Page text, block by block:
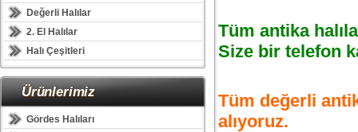
Değerli Halılar
2. El Halılar
Halı Çeşitleri
Ürünlerimiz
Gördes Halıları
Tüm antika
Size bir telefon
Tüm değerli
alıyoruz.